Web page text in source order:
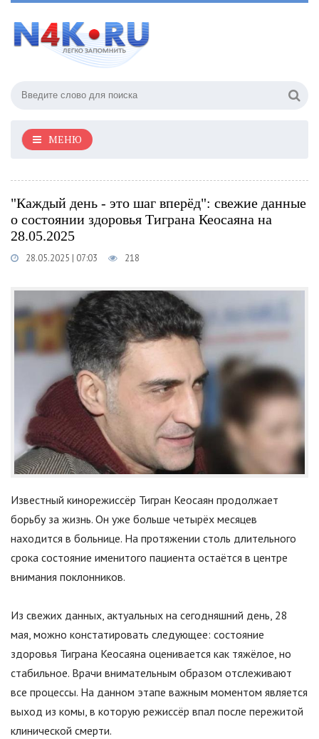
МЕНЮ
"Каждый день - это шаг вперёд": свежие данные
о состоянии здоровья Тиграна Кеосаяна на
28.05.2025
28.05.2025 | 07:03 218
Известный кинорежиссёр Тигран Кеосаян продолжает
борьбу за жизнь. Он уже больше четырёх месяцев
находится в больнице. На протяжении столь длительного
срока состояние именитого пациента остаётся в центре
внимания поклонников.
Из свежих данных, актуальных на сегодняшний день, 28
мая, можно констатировать следующее: состояние
здоровья Тиграна Кеосаяна оценивается как тяжёлое, но
стабильное. Врачи внимательным образом отслеживают
все процессы. На данном этапе важным моментом является
выход из комы, в которую режиссёр впал после пережитой
клинической смерти.